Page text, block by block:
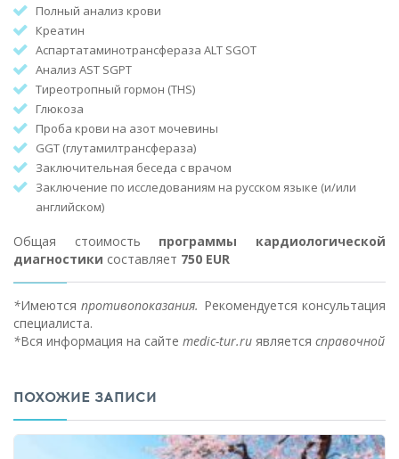
Полный анализ крови
Креатин
Аспартатаминотрансфераза ALT SGOT
Анализ AST SGPT
Тиреотропный гормон (THS)
Глюкоза
Проба крови на азот мочевины
GGT (глутамилтрансфераза)
Заключительная беседа с врачом
Заключение по исследованиям на русском языке (и/или
английском)
Общая стоимость программы кардиологической
диагностики составляет 750 EUR
*Имеются противопоказания. Рекомендуется консультация
специалиста.
*Вся информация на сайте medic-tur.ru является справочной
ПОХОЖИЕ ЗАПИСИ